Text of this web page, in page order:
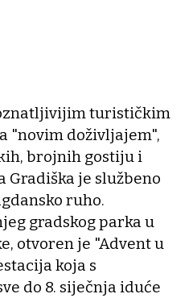
turističkim
"novim doživljajem",
brojnih gostiju i
Gradiška je službeno
ruho.
gradskog parka u
otvoren je "Advent u
koja s
do 8. siječnja iduće